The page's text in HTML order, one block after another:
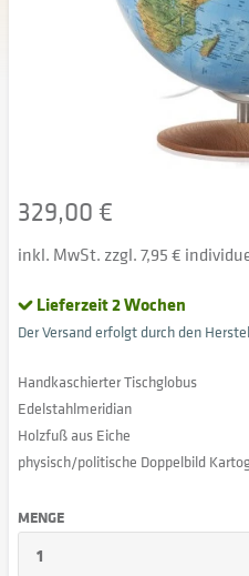
329,00 €
inkl. MwSt. zzgl. 7,95 €
Lieferzeit 2 Wochen
Der Versand erfolgt durch den
Handkaschierter Tischglobus
Edelstahlmeridian
Holzfuß aus Eiche
physisch/politische Doppelbild
MENGE